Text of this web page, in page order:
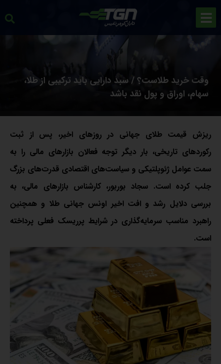
وقت خرید طلاست؟ / سبد دارایی باید ترکیبی از طلا،
سهام، اوراق و پول نقد باشد
ریزش قیمت طلای جهانی در روزهای اخیر، پس از ثبت
رکوردهای تاریخی، بار دیگر توجه فعالان بازارهای مالی را به
سمت عوامل ژئوپلتیکی و سیاست‌های اقتصادی قدرت‌های بزرگ
جلب کرده است. سجاد بوربور، کارشناس بازارهای مالی، به
بررسی دلایل رشد و افت اخیر اونس جهانی طلا و همچنین
راهبرد مناسب سرمایه‌گذاری در شرایط پرریسک فعلی پرداخته
است.